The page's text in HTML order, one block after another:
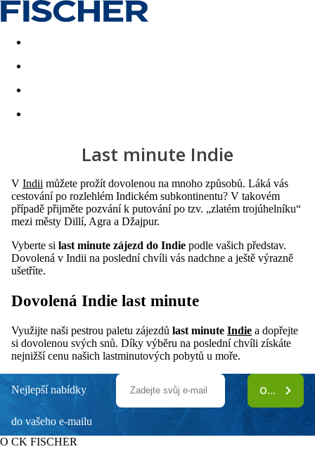
Akční nabídky Last minute
Last minute Indie
V Indii můžete prožít dovolenou na mnoho způsobů. Láká vás
cestování po rozlehlém Indickém subkontinentu? V takovém
případě přijměte pozvání k putování po tzv. „zlatém trojúhelníku“
mezi městy Dillí, Agra a Džajpur.
Vyberte si last minute zájezd do Indie podle vašich představ.
Dovolená v Indii na poslední chvíli vás nadchne a ještě výrazně
ušetříte.
Dovolená Indie last minute
Využijte naši pestrou paletu zájezdů last minute Indie a dopřejte
si dovolenou svých snů. Díky výběru na poslední chvíli získáte
nejnižší cenu našich lastminutových pobytů u moře.
Nejlepší nabídky
do vašeho e-mailu
ODEBÍRAT
O CK FISCHER